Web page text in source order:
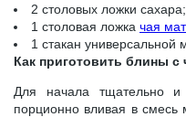
2 столовых ложки сахара;
1 столовая ложка чая
1 стакан универсальной
Как приготовить блины с
Для начала тщательно
порционно вливая в смесь